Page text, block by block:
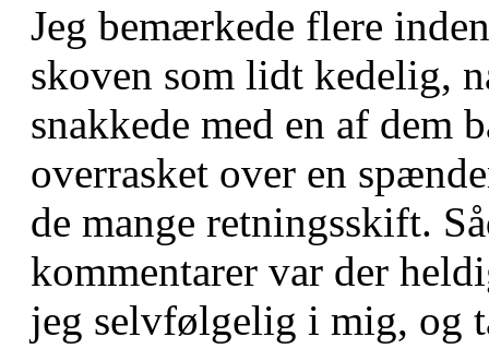
Jeg bemærkede flere
skoven som lidt kedelig,
snakkede med en af dem
overrasket over en
de mange retningsskift.
kommentarer var der
jeg selvfølgelig i mig, og